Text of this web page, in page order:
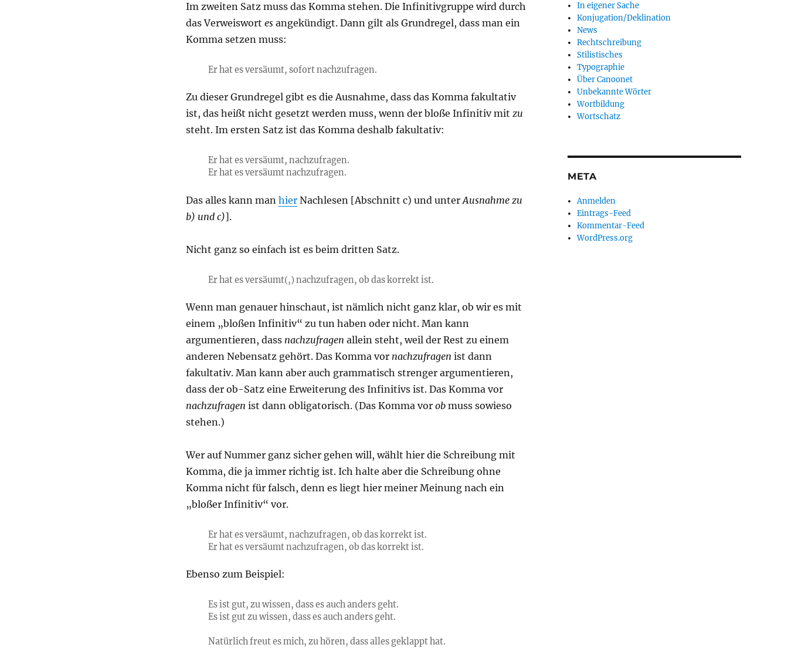
Im zweiten Satz muss das Komma stehen. Die Infinitivgruppe wird durch
das Verweiswort esangekündigt. Dann gilt als Grundregel, dass man ein
Komma setzen muss:
Er hat es versäumt, sofort nachzufragen.
Zu dieser Grundregel gibt es die Ausnahme, dass das Komma fakultativ
ist, das heißt nicht gesetzt werden muss, wenn der bloße Infinitiv mit zu
steht. Im ersten Satz ist das Komma deshalb fakultativ:
Er hat es versäumt, nachzufragen.
Er hat es versäumt nachzufragen.
Das alles kann man hierNachlesen [Abschnitt c) und unter Ausnahme zu
b) und c)].
Nicht ganz so einfach ist es beim dritten Satz.
Er hat es versäumt(,) nachzufragen, ob das korrekt ist.
Wenn man genauer hinschaut, ist nämlich nicht ganz klar, ob wir es mit
einem „bloßen Infinitiv“ zu tun haben oder nicht. Man kann
argumentieren, dass nachzufragen allein steht, weil der Rest zu einem
anderen Nebensatz gehört. Das Komma vor nachzufragen ist dann
fakultativ. Man kann aber auch grammatisch strenger argumentieren,
dass der ob-Satz eine Erweiterung des Infinitivs ist. Das Komma vor
nachzufragen ist dann obligatorisch. (Das Komma vor obmuss sowieso
stehen.)
Wer auf Nummer ganz sicher gehen will, wählt hier die Schreibung mit
Komma, die ja immer richtig ist. Ich halte aber die Schreibung ohne
Komma nicht für falsch, denn es liegt hier meiner Meinung nach ein
„bloßer Infinitiv“ vor.
Er hat es versäumt, nachzufragen, ob das korrekt ist.
Er hat es versäumt nachzufragen, ob das korrekt ist.
Ebenso zum Beispiel:
Es ist gut, zu wissen, dass es auch anders geht.
Es ist gut zu wissen, dass es auch anders geht.
Natürlich freut es mich, zu hören, dass alles geklappt hat.
In eigener Sache
Konjugation/Deklination
News
Rechtschreibung
Stilistisches
Typographie
Über Canoonet
Unbekannte Wörter
Wortbildung
Wortschatz
META
Anmelden
Eintrags-Feed
Kommentar-Feed
WordPress.org